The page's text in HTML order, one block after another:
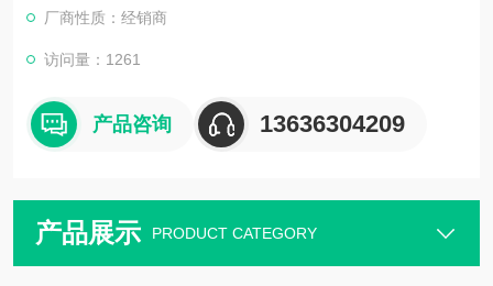
2、厂家询价报价，享受德国本国企业的价格折扣，价格在国内市
场上更具优势！
厂商性质：经销商
访问量：1261
产品咨询 13636304209
产品展示 PRODUCT CATEGORY